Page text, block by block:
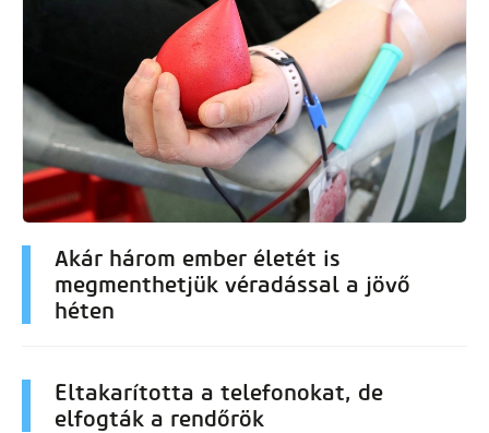
Akár három ember életét is
megmenthetjük véradással a jövő
héten
Eltakarította a telefonokat, de
elfogták a rendőrök